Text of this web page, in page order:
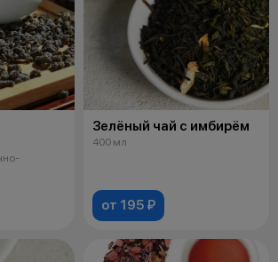
Зелёный чай с имбирём
400 мл
от 195 ₽